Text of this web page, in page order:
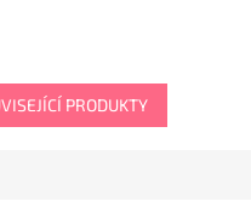
PRODUKTY